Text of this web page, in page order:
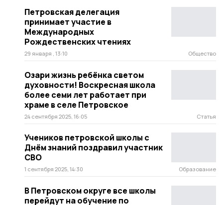
Петровская делегация
принимает участие в
Международных
Рождественских чтениях
29 января , 13:10 Общество
Озари жизнь ребёнка светом
духовности! Воскресная школа
более семи лет работает при
храме в селе Петровское
24 сентября 2025, 16:05 Статья
Учеников петровской школы с
Днём знаний поздравил участник
СВО
1 сентября 2025, 14:30 Образование
В Петровском округе все школы
перейдут на обучение по